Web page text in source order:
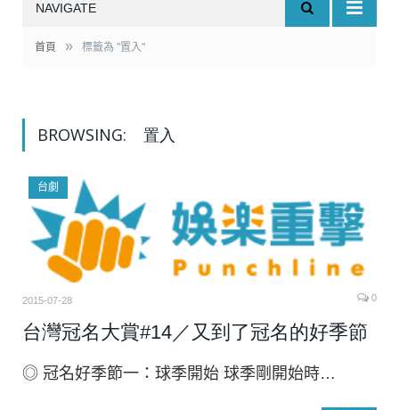
NAVIGATE
首頁 » 標籤為 "置入"
BROWSING: 置入
台劇
2015-07-28 0
台灣冠名大賞#14／又到了冠名的好季節
◎ 冠名好季節一：球季開始 球季剛開始時…